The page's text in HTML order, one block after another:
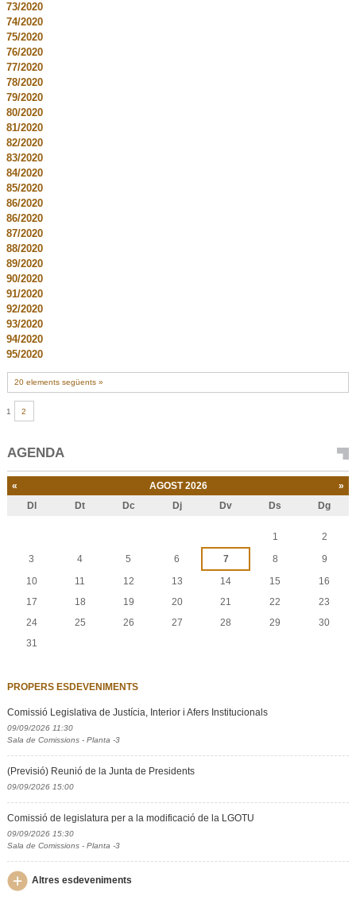
73/2020
74/2020
75/2020
76/2020
77/2020
78/2020
79/2020
80/2020
81/2020
82/2020
83/2020
84/2020
85/2020
86/2020
86/2020
87/2020
88/2020
89/2020
90/2020
91/2020
92/2020
93/2020
94/2020
95/2020
20 elements següents »
1 2
AGENDA
« AGOST 2026 »
Dl Dt Dc Dj Dv Ds Dg
1
2
3
4 5 6 7 8
9
10
11 12 13 14 15
16
17
18 19 20 21 22
23
24
25 26 27 28 29
30
31
PROPERS ESDEVENIMENTS
Comissió Legislativa de Justícia, Interior i Afers Institucionals
09/09/2026 11:30
Sala de Comissions - Planta -3
(Previsió) Reunió de la Junta de Presidents
09/09/2026 15:00
Comissió de legislatura per a la modificació de la LGOTU
09/09/2026 15:30
Sala de Comissions - Planta -3
Altres esdeveniments